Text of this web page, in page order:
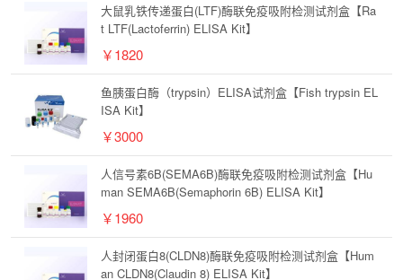
大鼠乳铁传递蛋白(LTF)酶联免疫吸附检测试剂盒【Ra
t LTF(Lactoferrin) ELISA Kit】
￥1820
鱼胰蛋白酶（trypsin）ELISA试剂盒【Fish trypsin EL
ISA Kit】
￥3000
人信号素6B(SEMA6B)酶联免疫吸附检测试剂盒【Hu
man SEMA6B(Semaphorin 6B) ELISA Kit】
￥1960
人封闭蛋白8(CLDN8)酶联免疫吸附检测试剂盒【Hum
an CLDN8(Claudin 8) ELISA Kit】